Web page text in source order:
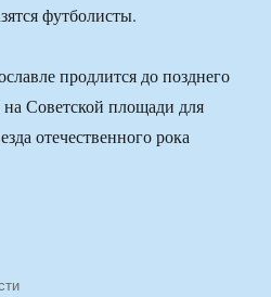
футболисты.
продлится до позднего
Советской площади для
отечественного рока